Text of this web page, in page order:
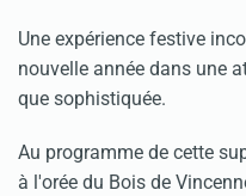
Une expérience festive
nouvelle année dans une
que sophistiquée.
Au programme de cette
à l'orée du Bois de